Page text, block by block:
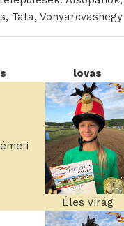
Tata, Vonyarcvashegy
lovas
Éles Virág